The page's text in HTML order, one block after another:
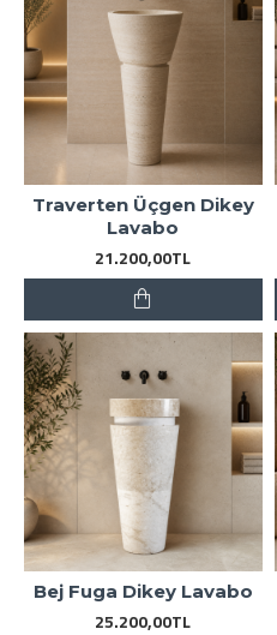
Traverten Üçgen Dikey
Lavabo
21.200,00TL
Bej Fuga Dikey Lavabo
25.200,00TL